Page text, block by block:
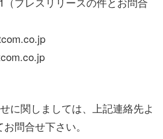
関しましては、上記連絡先よ
問合せ下さい。